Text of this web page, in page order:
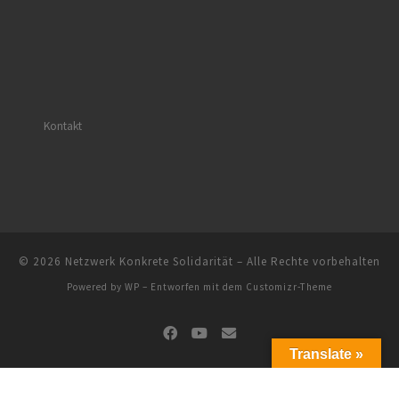
Kontakt
© 2026 Netzwerk Konkrete Solidarität – Alle Rechte vorbehalten
Powered by WP – Entworfen mit dem Customizr-Theme
Translate »